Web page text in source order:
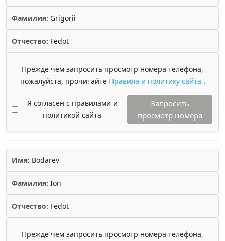
Фамилия: Grigorii
Отчество: Fedot
Прежде чем запросить просмотр номера телефона,
пожалуйста, прочитайте Правила и политику сайта .
Я согласен с правилами и
политикой сайта
Запросить
просмотр номера
Имя: Bodarev
Фамилия: Ion
Отчество: Fedot
Прежде чем запросить просмотр номера телефона,